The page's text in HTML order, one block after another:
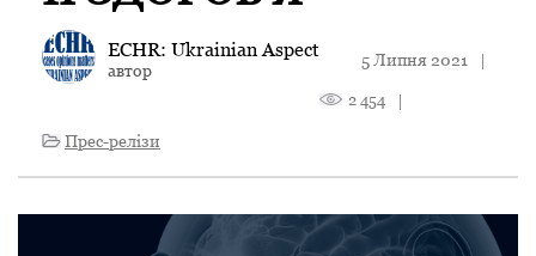
ECHR: Ukrainian Aspect
автор
5 Липня 2021 |
2 454
|
Прес-релізи